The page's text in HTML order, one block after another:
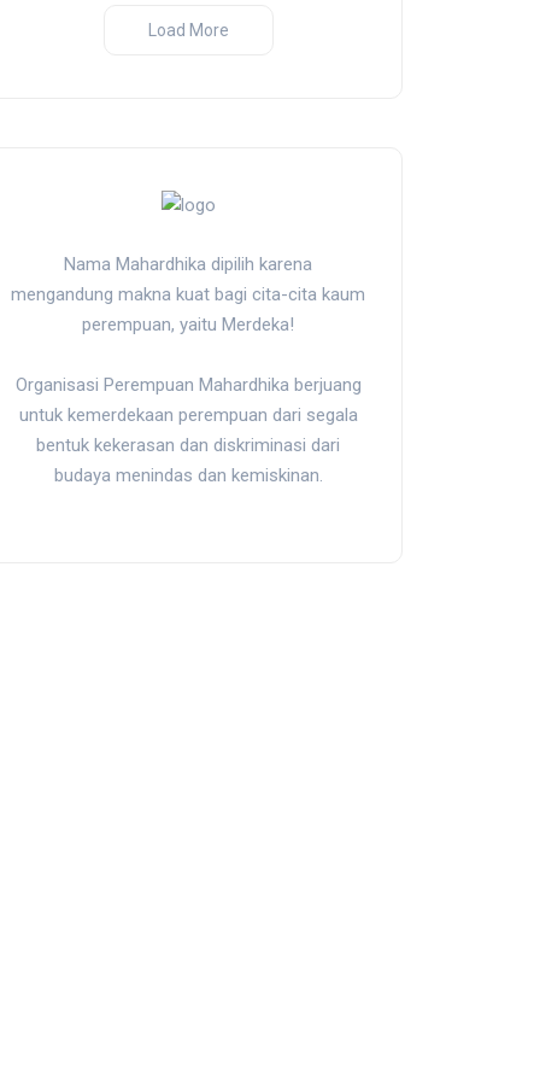
Load More
Nama Mahardhika dipilih karena
mengandung makna kuat bagi cita-cita kaum
perempuan, yaitu Merdeka!
Organisasi Perempuan Mahardhika berjuang
untuk kemerdekaan perempuan dari segala
bentuk kekerasan dan diskriminasi dari
budaya menindas dan kemiskinan.